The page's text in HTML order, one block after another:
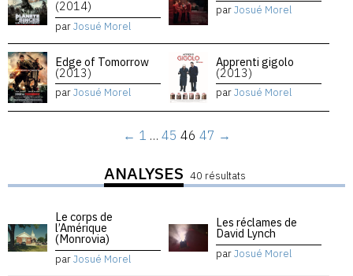
(2014)
parJosué Morel
parJosué Morel
Edge of Tomorrow
(2013)
parJosué Morel
Apprenti gigolo
(2013)
parJosué Morel
← 1 … 45 46 47 →
ANALYSES 40 résultats
Le corps de
l’Amérique
(Monrovia)
parJosué Morel
Les réclames de
David Lynch
parJosué Morel